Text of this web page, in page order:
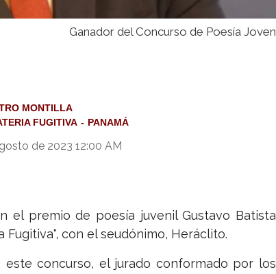
Ganador del Concurso de Poesía Joven
MONTILLA
FUGITIVA PANAMÁ
de 2023 12:00 AM
el premio de poesía juvenil Gustavo Batista
con el seudónimo, Heráclito.
concurso, el jurado conformado por los